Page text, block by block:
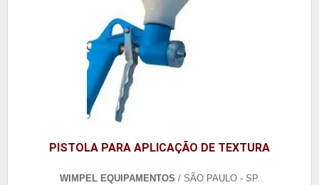
PISTOLA PARA APLICAÇÃO DE TEXTURA
WIMPEL EQUIPAMENTOS / SÃO PAULO - SP